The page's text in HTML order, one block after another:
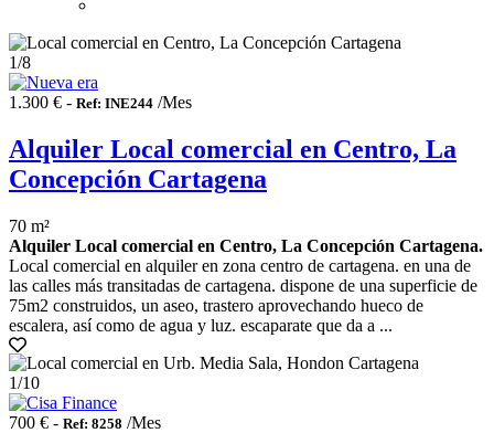
1/8
1.300 € - Ref: INE244 /Mes
Alquiler Local comercial en Centro, La
Concepción Cartagena
70 m²
Alquiler Local comercial en Centro, La Concepción Cartagena.
Local comercial en alquiler en zona centro de cartagena. en una de
las calles más transitadas de cartagena. dispone de una superficie de
75m2 construidos, un aseo, trastero aprovechando hueco de
escalera, así como de agua y luz. escaparate que da a ...
1/10
700 € - Ref: 8258 /Mes